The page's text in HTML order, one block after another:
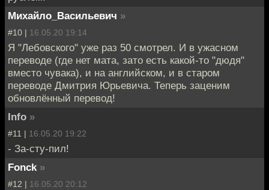
Михайло_Васильевич »
#10 | 16.05.20 19:14
Я "Лебовского" уже раз 50 смотрел. И в ужасном
переводе (где нет мата, зато есть какой-то "дюдя"
вместо чувака), и на английском, и в старом
переводе Дмитрия Юрьевича. Теперь заценим
обновлённый перевод!
Info »
#11 | 16.05.20 19:22
- За-сту-пил!
Fonck »
#12 | 16.05.20 20:12